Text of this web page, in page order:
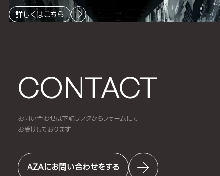
CONTACT
お問い合わせは下記リンクからフォームにて
お受けしております
AZAにお問い合わせをする
詳しくはこちら